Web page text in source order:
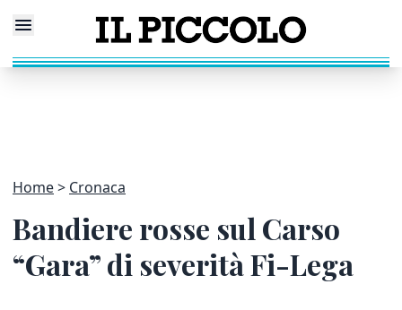
Home Cronaca
Bandiere rosse sul Carso
“Gara” di severità Fi-Lega